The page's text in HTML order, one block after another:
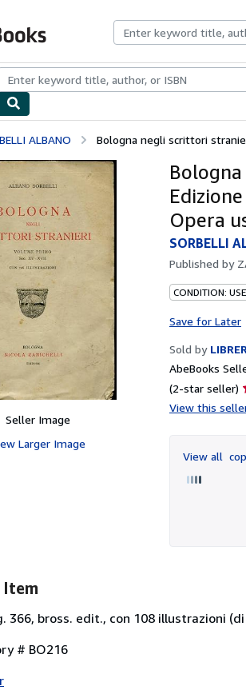
Browse CollectionsRare BooksArt & Collectibles
ALBANO Bologna negli scrittori
Seller Image
Larger Image
Opera
SORBELLI
Published by
CONDITION:
Save for Later
Sold by
AbeBooks
(2-star seller)
5
View this
View all
Item
366, bross. edit., con 108 illustrazioni
# BO216